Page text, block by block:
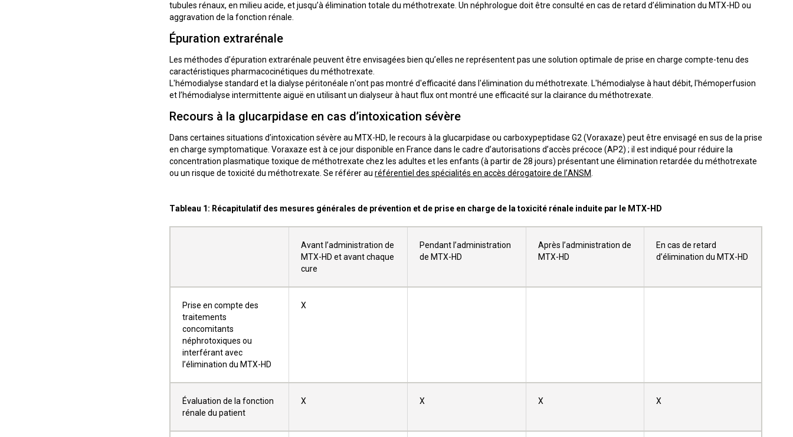
tubules rénaux, en milieu acide, et jusqu’à élimination totale du méthotrexate. Un néphrologue doit être consulté en cas de retard d’élimination du MTX-HD ou
aggravation de la fonction rénale.
Épuration extrarénale
Les méthodes d’épuration extrarénale peuvent être envisagées bien qu’elles ne représentent pas une solution optimale de prise en charge compte-tenu des
caractéristiques pharmacocinétiques du méthotrexate.
L'hémodialyse standard et la dialyse péritonéale n'ont pas montré d'efficacité dans l'élimination du méthotrexate. L'hémodialyse à haut débit, l'hémoperfusion
et l’hémodialyse intermittente aiguë en utilisant un dialyseur à haut flux ont montré une efficacité sur la clairance du méthotrexate.
Recours à la glucarpidase en cas d’intoxication sévère
Dans certaines situations d’intoxication sévère au MTX-HD, le recours à la glucarpidase ou carboxypeptidase G2 (Voraxaze) peut être envisagé en sus de la prise
en charge symptomatique. Voraxaze est à ce jour disponible en France dans le cadre d’autorisations d’accès précoce (AP2) ; il est indiqué pour réduire la
concentration plasmatique toxique de méthotrexate chez les adultes et les enfants (à partir de 28 jours) présentant une élimination retardée du méthotrexate
ou un risque de toxicité du méthotrexate. Se référer au référentiel des spécialités en accès dérogatoire de l’ANSM
Tableau 1: Récapitulatif des mesures générales de prévention et de prise en charge de la toxicité rénale induite par le MTX-HD
Avant l’administration de
MTX-HD et avant chaque
cure
Pendant l’administration
de MTX-HD
Après l’administration de
MTX-HD
En cas de retard
d’élimination du MTX-HD
Prise en compte des
traitements
concomitants
néphrotoxiques ou
interférant avec
l’élimination du MTX-HD
X
Évaluation de la fonction
rénale du patient
X X X X